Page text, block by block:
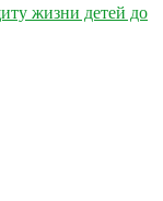
жизни детей до